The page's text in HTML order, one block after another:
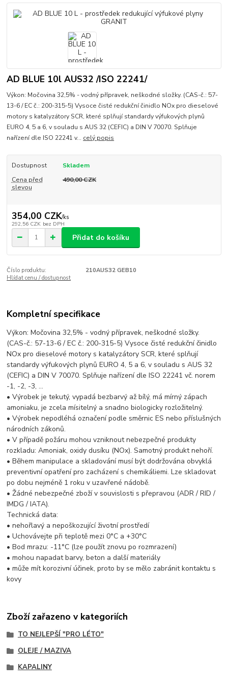
AD BLUE 10l AUS32 /ISO 22241/
Výkon: Močovina 32,5% - vodný přípravek, neškodné složky. (CAS-č.: 57-
13-6 / EC č.: 200-315-5) Vysoce čisté redukční činidlo NOx pro dieselové
motory s katalyzátory SCR, které splňují standardy výfukových plynů
EURO 4, 5 a 6, v souladu s AUS 32 (CEFIC) a DIN V 70070. Splňuje
nařízení dle ISO 22241 v... celý popis
Dostupnost
Skladem
Cena před
slevou
490,00 CZK
354,00 CZK/ks
292,56 CZK bez DPH
Přidat do košíku
Číslo produktu:
210AUS32 GEB10
Hlídat cenu / dostupnost
Kompletní specifikace
Výkon: Močovina 32,5% - vodný přípravek, neškodné složky.
(CAS-č.: 57-13-6 / EC č.: 200-315-5) Vysoce čisté redukční činidlo
NOx pro dieselové motory s katalyzátory SCR, které splňují
standardy výfukových plynů EURO 4, 5 a 6, v souladu s AUS 32
(CEFIC) a DIN V 70070. Splňuje nařízení dle ISO 22241 vč. norem
-1, -2, -3, …
• Výrobek je tekutý, vypadá bezbarvý až bílý, má mírný zápach
amoniaku, je zcela mísitelný a snadno biologicky rozložitelný.
• Výrobek nepodléhá označení podle směrnic ES nebo příslušných
národních zákonů.
• V případě požáru mohou vzniknout nebezpečné produkty
rozkladu: Amoniak, oxidy dusíku (NOx). Samotný produkt nehoří.
• Během manipulace a skladování musí být dodržována obvyklá
preventivní opatření pro zacházení s chemikáliemi. Lze skladovat
po dobu nejméně 1 roku v uzavřené nádobě.
• Žádné nebezpečné zboží v souvislosti s přepravou (ADR / RID /
IMDG / IATA).
Technická data:
• nehořlavý a nepoškozující životní prostředí
• Uchovávejte při teplotě mezi 0°C a +30°C
• Bod mrazu: -11°C (lze použít znovu po rozmrazení)
• mohou napadat barvy, beton a další materiály
• může mít korozivní účinek, proto by se mělo zabránit kontaktu s
kovy
Zboží zařazeno v kategoriích
TO NEJLEPŠÍ "PRO LÉTO"
OLEJE / MAZIVA
KAPALINY